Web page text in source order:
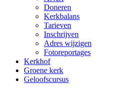
Doneren
Kerkbalans
Tarieven
Inschrijven
Adres wijzigen
Fotoreportages
Kerkhof
Groene kerk
Geloofscursus